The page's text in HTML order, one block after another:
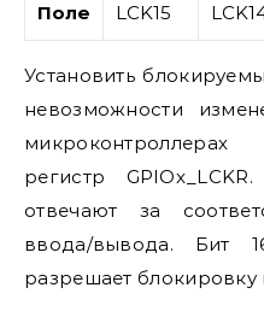
Поле LCK15
Установить
невозможности
регистр
отвечают за
ввода/вывода. Бит
разрешает блокировку